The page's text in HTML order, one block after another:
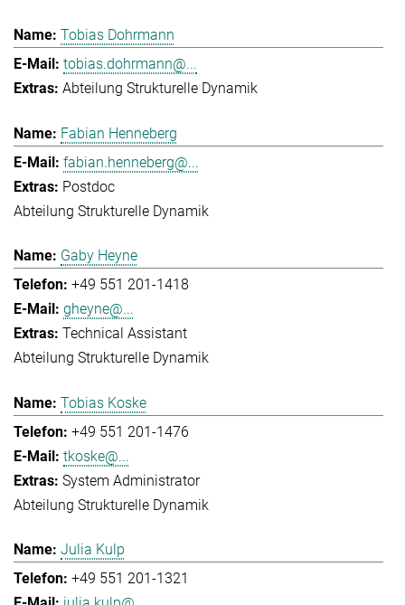
Tobias Dohrmann
tobias.dohrmann@...
Abteilung Strukturelle Dynamik
Fabian Henneberg
fabian.henneberg@...
Postdoc
Abteilung Strukturelle Dynamik
Gaby Heyne
+49 551 201-1418
gheyne@...
Technical Assistant
Abteilung Strukturelle Dynamik
Tobias Koske
+49 551 201-1476
tkoske@...
System Administrator
Abteilung Strukturelle Dynamik
Julia Kulp
+49 551 201-1321